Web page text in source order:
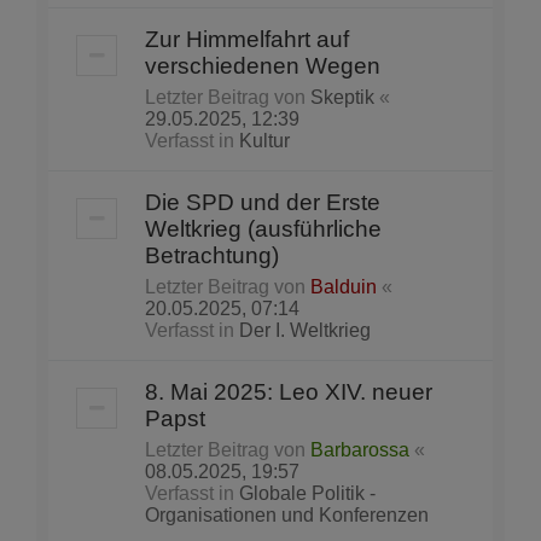
Zur Himmelfahrt auf
verschiedenen Wegen
Letzter Beitrag von Skeptik «
29.05.2025, 12:39
Verfasst in Kultur
Die SPD und der Erste
Weltkrieg (ausführliche
Betrachtung)
Letzter Beitrag von Balduin «
20.05.2025, 07:14
Verfasst in Der I. Weltkrieg
8. Mai 2025: Leo XIV. neuer
Papst
Letzter Beitrag von Barbarossa «
08.05.2025, 19:57
Verfasst in Globale Politik -
Organisationen und Konferenzen